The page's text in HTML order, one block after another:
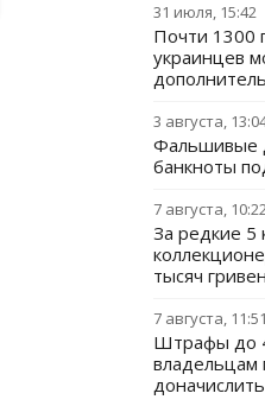
31 июля, 15:42
Почти 1300
украинцев
3 августа,
Фальшивые
банкноты
7 августа,
За редкие 5
тысяч гривен
7 августа, 11:51
Штрафы до
владельцам